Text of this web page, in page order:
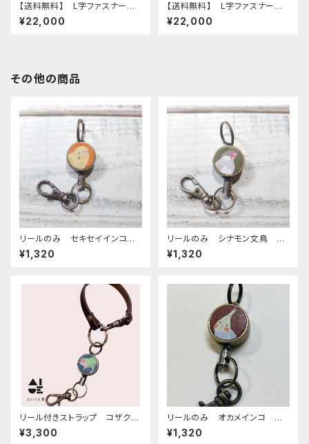
【送料無料】 L字ファスナー財
布 ブラック シルバー文鳥
文鳥 ブンチョウ ぶんちょう
¥22,000
【送料無料】 L字ファスナー財
布 シマエナガ Camel キャ
メル 財布 しまえなが 栃木
¥22,000
その他の商品
リールのみ セキセイインコ
オパーリングリーン CAMEL
キャメル せきせいいんこ ライ
¥1,320
リールのみ シナモン文鳥 グ
リーン 文鳥 ぶんちょう ブン
チョウ
¥1,320
リール付きストラップ コザクラ
インコ ノーマル ネイビー ×
ダークブラウン こざくらいん
¥3,300
リールのみ オカメインコ シ
ナモンパール ブラウン BRO
WN ぽわんシリーズ おかめ
¥1,320